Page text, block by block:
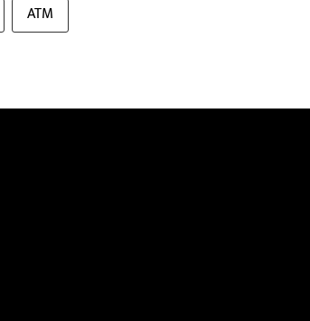
ATM